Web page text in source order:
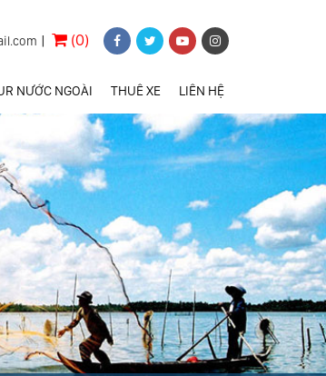
(0)
NƯỚC NGOÀI THUÊ XE LIÊN HỆ